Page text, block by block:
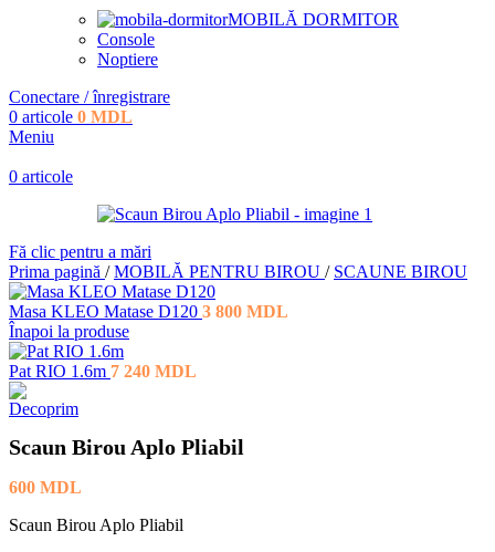
MOBILĂ DORMITOR
Console
Noptiere
Conectare / înregistrare
0 articole 0 MDL
Meniu
0 articole
Fă clic pentru a mări
Prima pagină / MOBILĂ PENTRU BIROU / SCAUNE BIROU
Masa KLEO Matase D120 3 800 MDL
Înapoi la produse
Pat RIO 1.6m 7 240 MDL
Scaun Birou Aplo Pliabil
600 MDL
Scaun Birou Aplo Pliabil